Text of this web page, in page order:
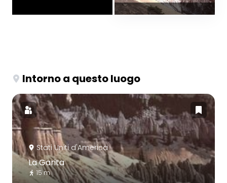
Intorno a questo luogo
Stati Uniti d'America
La Garita
15 m